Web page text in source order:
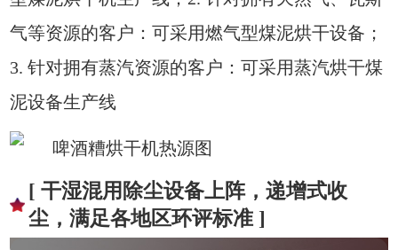
气等资源的客户：可采用燃气型煤泥烘干设备；
3. 针对拥有蒸汽资源的客户：可采用蒸汽烘干煤
泥设备生产线
[ 干湿混用除尘设备上阵，递增式收
尘，满足各地区环评标准 ]